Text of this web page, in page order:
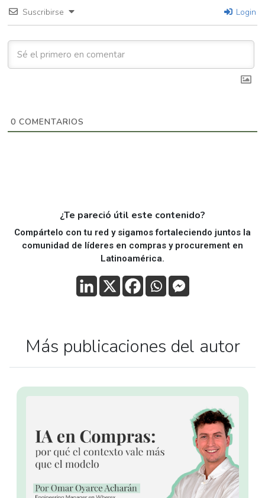
Suscribirse Login
0 COMENTARIOS
¿Te pareció útil este contenido?
Compártelo con tu red y sigamos fortaleciendo juntos la
comunidad de líderes en compras y procurement en
Latinoamérica.
Más publicaciones del autor